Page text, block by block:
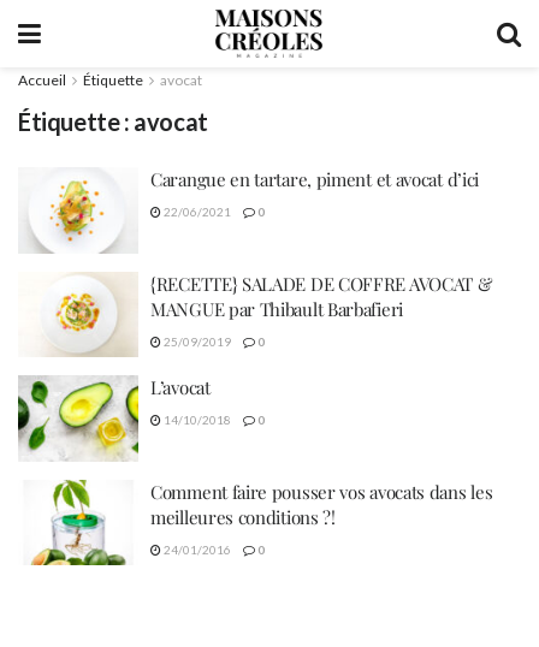
Accueil Étiquette avocat
Étiquette : avocat
Carangue en tartare, piment et avocat d’ici
22/06/2021 0
{RECETTE} SALADE DE COFFRE AVOCAT &
MANGUE par Thibault Barbafieri
25/09/2019 0
L’avocat
14/10/2018 0
Comment faire pousser vos avocats dans les
meilleures conditions ?!
24/01/2016 0